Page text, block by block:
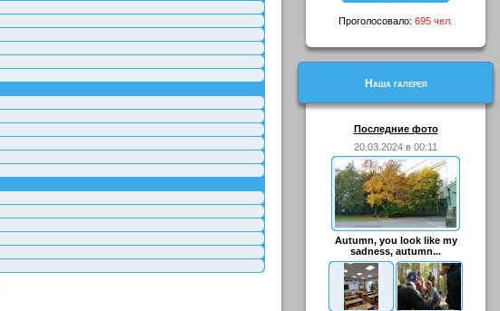
Проголосовало: 695 чел.
Наша галерея
Последние фото
20.03.2024 в 00:11
Autumn, you look like my
sadness, autumn...